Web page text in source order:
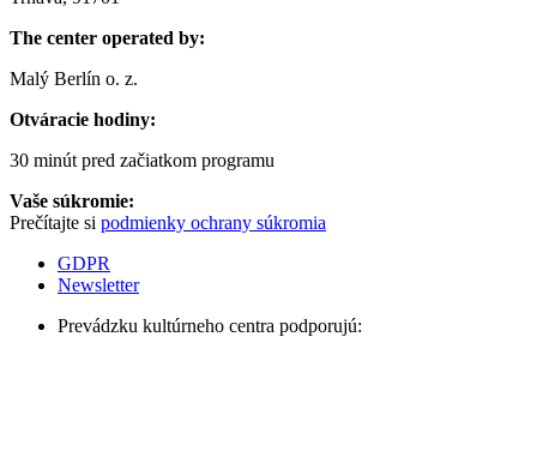
The center operated by:
Malý Berlín o. z.
Otváracie hodiny:
30 minút pred začiatkom programu
Vaše súkromie:
Prečítajte si podmienky ochrany súkromia
GDPR
Newsletter
Prevádzku kultúrneho centra podporujú: